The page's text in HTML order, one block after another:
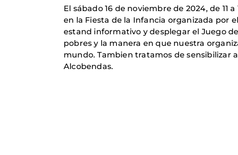
El sábado 16 de noviembre de 2024, de
en la Fiesta de la Infancia organizada por
estand informativo y desplegar el Juego
pobres y la manera en que nuestra
mundo. Tambien tratamos de sensibilizar
Alcobendas.